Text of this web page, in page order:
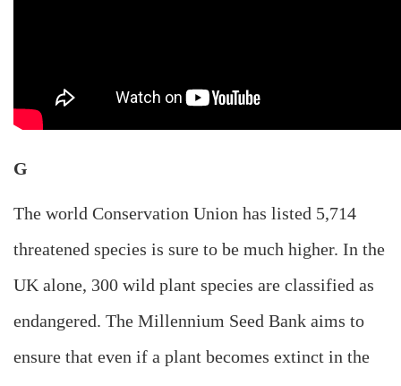
G
The world Conservation Union has listed 5,714
threatened species is sure to be much higher. In the
UK alone, 300 wild plant species are classified as
endangered. The Millennium Seed Bank aims to
ensure that even if a plant becomes extinct in the